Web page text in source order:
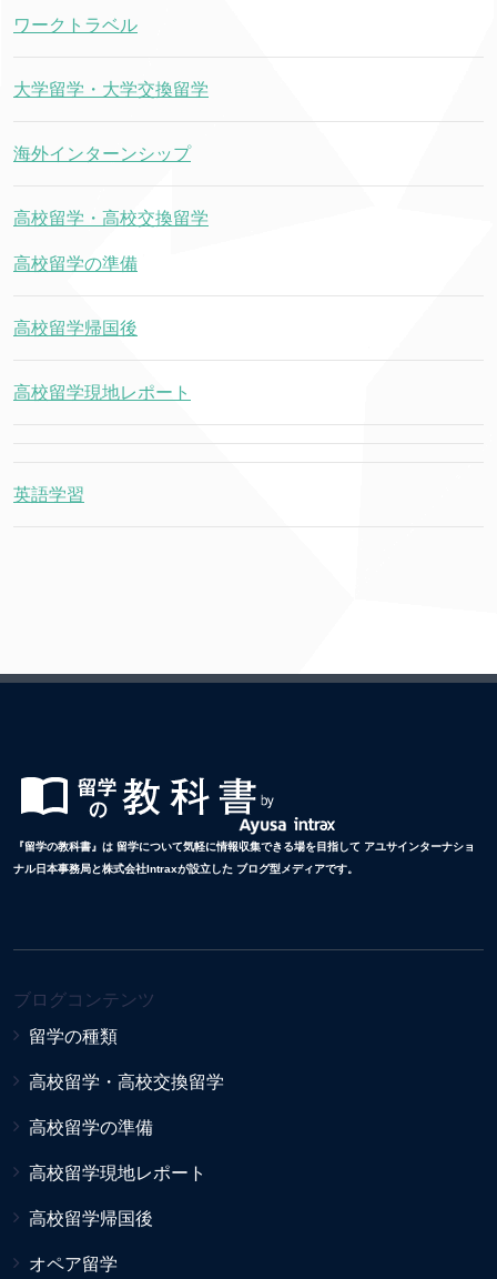
ワークトラベル
大学留学・大学交換留学
海外インターンシップ
高校留学・高校交換留学
高校留学の準備
高校留学帰国後
高校留学現地レポート
英語学習
『留学の教科書』は 留学について気軽に情報収集できる場を目指して アユサインターナショ
ナル日本事務局と株式会社Intraxが設立した ブログ型メディアです。
ブログコンテンツ
留学の種類
高校留学・高校交換留学
高校留学の準備
高校留学現地レポート
高校留学帰国後
オペア留学